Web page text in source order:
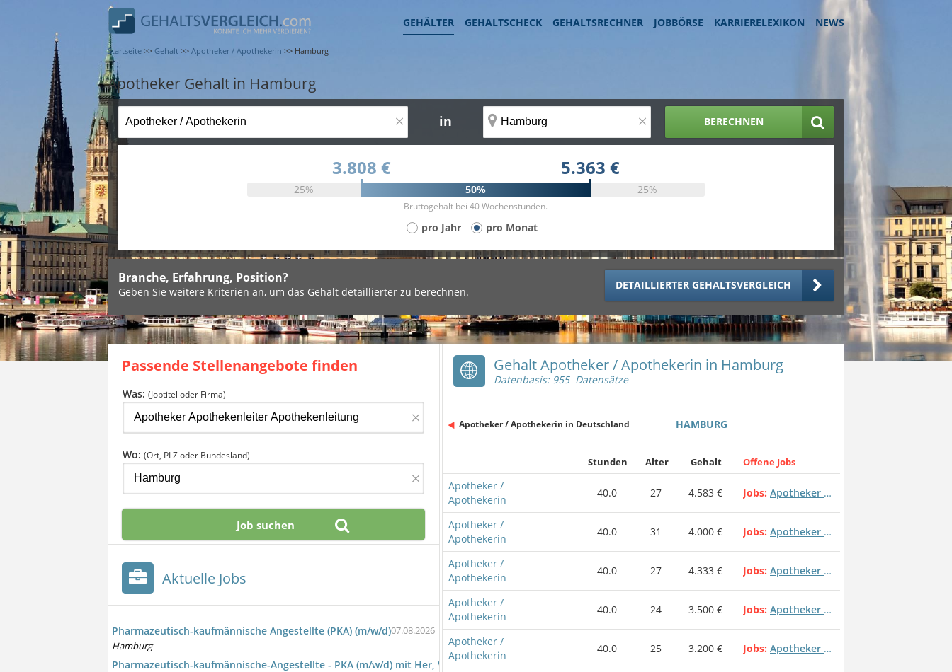
GEHÄLTER GEHALTSCHECK GEHALTSRECHNER JOBBÖRSE KARRIERELEXIKON NEWS
Startseite >> Gehalt >> Apotheker / Apothekerin >> Hamburg
Apotheker Gehalt in Hamburg
× in × BERECHNEN
3.808 € 5.363 €
25% 50% 25%
Bruttogehalt bei 40 Wochenstunden.
pro Jahr pro Monat
Branche, Erfahrung, Position?
Geben Sie weitere Kriterien an, um das Gehalt detaillierter zu berechnen.
DETAILLIERTER GEHALTSVERGLEICH
Gehalt Apotheker / Apothekerin in Hamburg
Datenbasis: 955 Datensätze
Apotheker / Apothekerin in Deutschland HAMBURG
Stunden Alter Gehalt Offene Jobs
Apotheker /
Apothekerin
40.0 27 4.583 € Jobs Apotheker Apothekenleiter Apothekenleitung
Apotheker /
Apothekerin
40.0 31 4.000 € Jobs Apotheker Apothekenleiter Apothekenleitung
Apotheker /
Apothekerin
40.0 27 4.333 € Jobs Apotheker Apothekenleiter Apothekenleitung
Apotheker /
Apothekerin
40.0 24 3.500 € Jobs Apotheker Apothekenleiter Apothekenleitung
Apotheker /
Apothekerin
40.0 25 3.200 € Jobs Apotheker Apothekenleiter Apothekenleitung
Passende Stellenangebote finden
Was: (Jobtitel oder Firma)
×
Wo: (Ort, PLZ oder Bundesland)
×
Aktuelle Jobs
Pharmazeutisch-kaufmännische Angestellte (PKA) (m/w/d)
Hamburg
07.08.2026
Pharmazeutisch-kaufmännische-Angestellte - PKA (m/w/d) mit Her, Verstand und Tatkraft